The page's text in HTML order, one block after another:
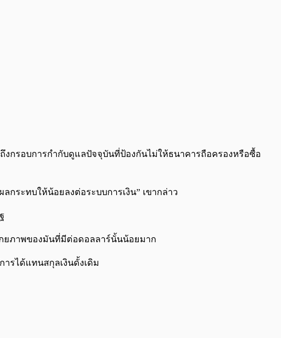
ถึงกรอบการกำกับดูแลปัจจุบันที่ป้องกันไม่ให้ธนาคารถือครองหรือซื้อ
กระทบให้น้อยลงต่อระบบการเงิน” เขากล่าว
กยภาพของมันที่มีต่อดอลลาร์นั้นน้อยมาก
ารได้แทนสกุลเงินดั้งเดิม